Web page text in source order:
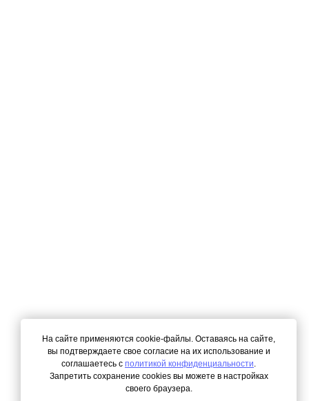
На сайте применяются cookie-файлы. Оставаясь на сайте,
вы подтверждаете свое согласие на их использование и
соглашаетесь с политикой конфиденциальности.
Запретить сохранение cookies вы можете в настройках
своего браузера.